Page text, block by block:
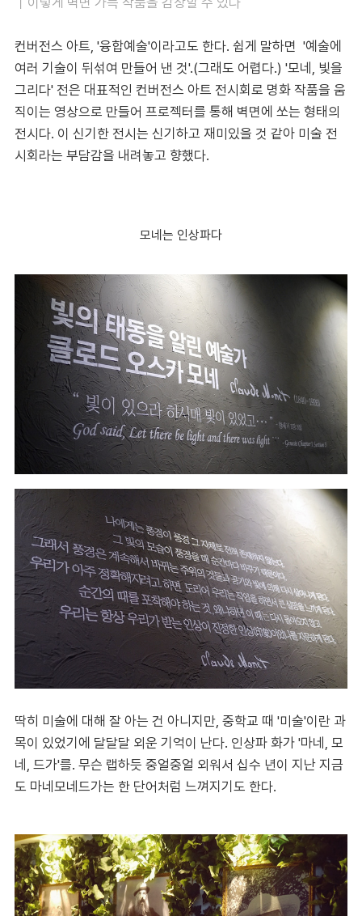
컨버전스 아트, '융합예술'이라고도 한다. 쉽게 말하면 '예술에
여러 기술이 뒤섞여 만들어 낸 것'.(그래도 어렵다.) '모네, 빛을
그리다' 전은 대표적인 컨버전스 아트 전시회로 명화 작품을 움
직이는 영상으로 만들어 프로젝터를 통해 벽면에 쏘는 형태의
전시다. 이 신기한 전시는 신기하고 재미있을 것 같아 미술 전
시회라는 부담감을 내려놓고 향했다.
모네는 인상파다
딱히 미술에 대해 잘 아는 건 아니지만, 중학교 때 '미술'이란 과
목이 있었기에 달달달 외운 기억이 난다. 인상파 화가 '마네, 모
네, 드가'를. 무슨 랩하듯 중얼중얼 외워서 십수 년이 지난 지금
도 마네모네드가는 한 단어처럼 느껴지기도 한다.